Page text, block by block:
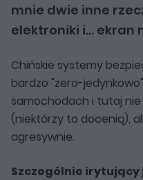
mnie dwie inne
elektroniki i...
Chińskie systemy
bardzo "zero-
samochodach i tutaj
(niektórzy to docenią),
agresywnie.
Szczególnie irytujący